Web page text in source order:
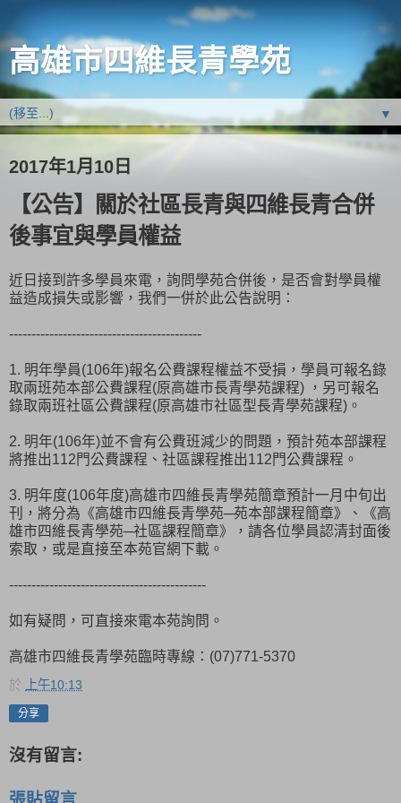
高雄市四維長青學苑
▼
2017年1月10日
【公告】關於社區長青與四維長青合併
後事宜與學員權益
近日接到許多學員來電，詢問學苑合併後，是否會對學員權
益造成損失或影響，我們一併於此公告說明：
-------------------------------------------
1. 明年學員(106年)報名公費課程權益不受損，學員可報名錄
取兩班苑本部公費課程(原高雄市長青學苑課程) ，另可報名
錄取兩班社區公費課程(原高雄市社區型長青學苑課程)。
2. 明年(106年)並不會有公費班減少的問題，預計苑本部課程
將推出112門公費課程、社區課程推出112門公費課程。
3. 明年度(106年度)高雄市四維長青學苑簡章預計一月中旬出
刊，將分為《高雄市四維長青學苑─苑本部課程簡章》、《高
雄市四維長青學苑─社區課程簡章》，請各位學員認清封面後
索取，或是直接至本苑官網下載。
--------------------------------------------
如有疑問，可直接來電本苑詢問。
高雄市四維長青學苑臨時專線：(07)771-5370
於 上午10:13
分享
沒有留言:
張貼留言